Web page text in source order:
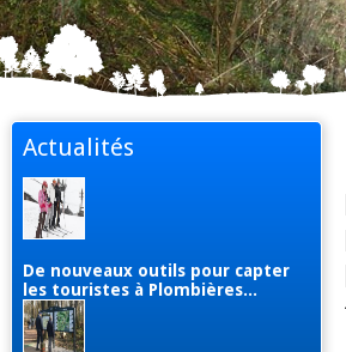
Actualités
De nouveaux outils pour capter
les touristes à Plombières...